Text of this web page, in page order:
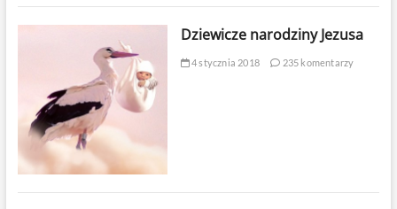
Dziewicze narodziny Jezusa
4 stycznia 2018 235 komentarzy